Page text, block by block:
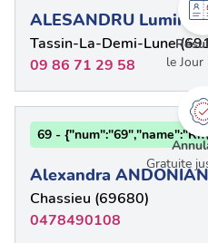
le Jour
Gratuite
ALESANDRU Luminita
Tassin-La-Demi-Lune
09 86 71 29 58
69 -
Alexandra ANDONIAN
Chassieu (69680)
0478490108